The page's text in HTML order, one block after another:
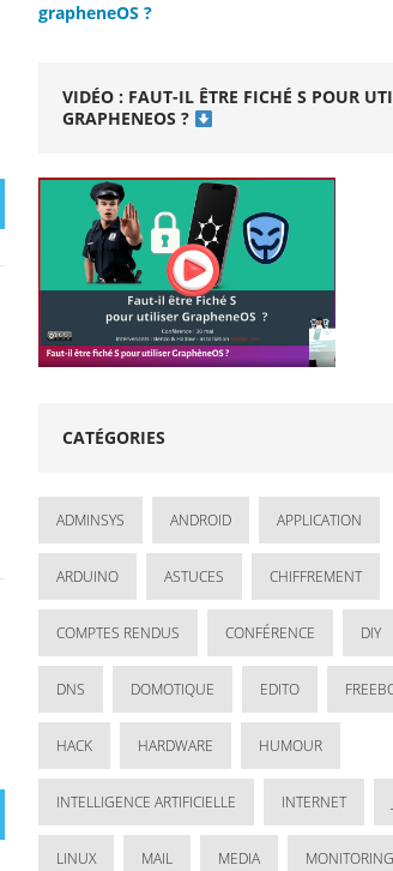
grapheneOS ?
VIDÉO : FAUT-IL ÊTRE FICHÉ S POUR
GRAPHENEOS ?
CATÉGORIES
ADMINSYS ANDROID APPLICATION
ARDUINO ASTUCES CHIFFREMENT
COMPTES RENDUS CONFÉRENCE DIY
DNS DOMOTIQUE EDITO
HACK HARDWARE HUMOUR
INTELLIGENCE ARTIFICIELLE INTERNET
LINUX MAIL MEDIA MONITORING